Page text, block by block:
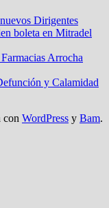
Dirigentes
boleta en Mitradel
Arrocha
y Calamidad
con WordPress y Bam.